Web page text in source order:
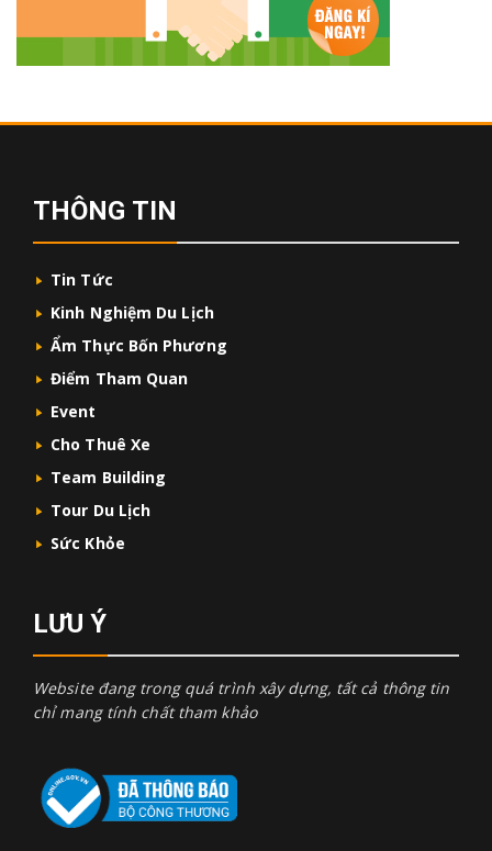
THÔNG TIN
Tin Tức
Kinh Nghiệm Du Lịch
Ẩm Thực Bốn Phương
Điểm Tham Quan
Event
Cho Thuê Xe
Team Building
Tour Du Lịch
Sức Khỏe
LƯU Ý
Website đang trong quá trình xây dựng, tất cả thông tin
chỉ mang tính chất tham khảo